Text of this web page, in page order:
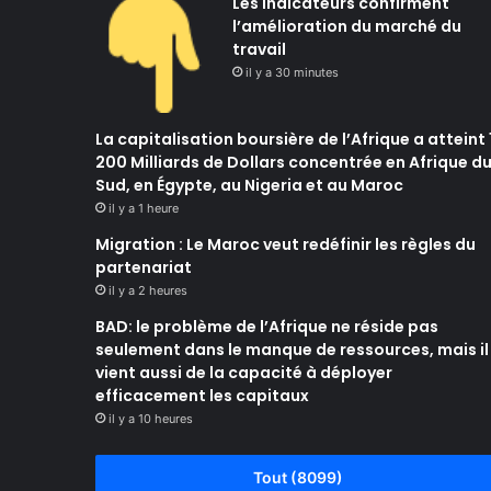
l’amélioration du marché du
travail
il y a 30 minutes
La capitalisation boursière de l’Afrique a atteint
200 Milliards de Dollars concentrée en Afrique du
Sud, en Égypte, au Nigeria et au Maroc
il y a 1 heure
Migration : Le Maroc veut redéfinir les règles du
partenariat
il y a 2 heures
BAD: le problème de l’Afrique ne réside pas
seulement dans le manque de ressources, mais il
vient aussi de la capacité à déployer
efficacement les capitaux
il y a 10 heures
Tout (8099)